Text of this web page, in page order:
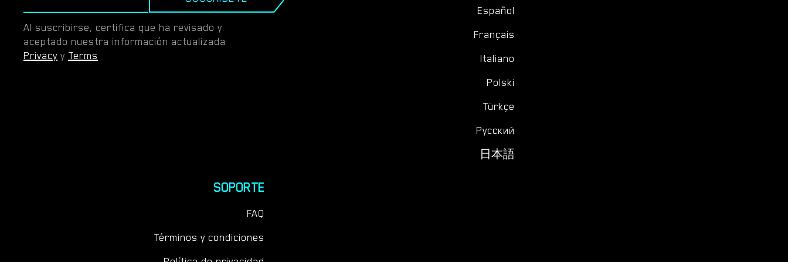
Al suscribirse, certifica que ha revisado y
aceptado nuestra información actualizada
Privacy y Terms
Español
Français
Italiano
Polski
Türkçe
Русский
日本語
SOPORTE
FAQ
Términos y condiciones